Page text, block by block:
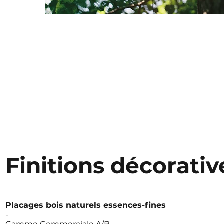
Finitions
Placages bois naturels essences-fines
-